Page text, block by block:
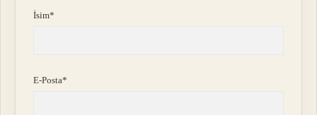
İsim*
E-Posta*